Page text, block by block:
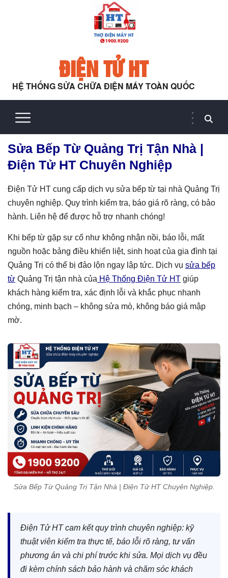
ĐIỆN TỬ HT
HỆ THỐNG SỬA CHỮA ĐIỆN MÁY TOÀN QUỐC
Sửa Bếp Từ Quảng Trị Tận Nhà |
Điện Tử HT Chuyên Nghiệp
Điện Tử HT cung cấp dịch vụ sửa bếp từ tại nhà Quảng Trị
chuyên nghiệp. Quy trình kiểm tra, báo giá rõ ràng, có bảo
hành. Liên hệ để được hỗ trợ nhanh chóng!
Khi bếp từ gặp sự cố như không nhận nồi, báo lỗi, mất
nguồn hoặc bảng điều khiển liệt, sinh hoạt của gia đình tại
Quảng Trị có thể bị đảo lộn ngay lập tức. Dịch vụ sửa bếp
từ Quảng Trị tận nhà của Hệ Thống Điện Tử HT giúp
khách hàng kiểm tra, xác định lỗi và khắc phục nhanh
chóng, minh bạch – không sửa mò, không báo giá mập
mờ.
Sửa Bếp Từ Quảng Trị Tận Nhà | Điện Tử HT Chuyên Nghiệp.
Điện Tử HT cam kết quy trình chuyên nghiệp: kỹ
thuật viên kiểm tra thực tế, báo lỗi rõ ràng, tư vấn
phương án và chi phí trước khi sửa. Mọi dịch vụ đều
đi kèm chính sách bảo hành và chăm sóc khách